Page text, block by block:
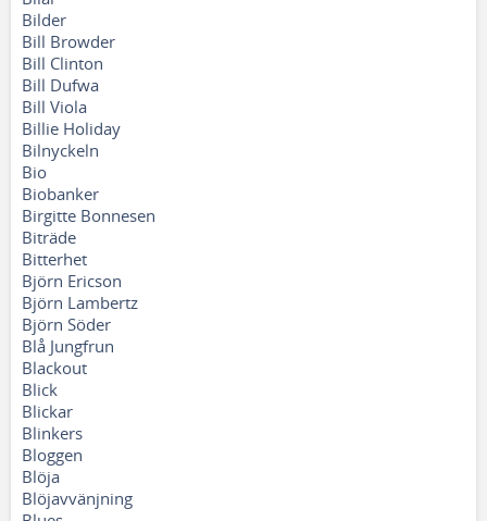
Bilder
Bill Browder
Bill Clinton
Bill Dufwa
Bill Viola
Billie Holiday
Bilnyckeln
Bio
Biobanker
Birgitte Bonnesen
Biträde
Bitterhet
Björn Ericson
Björn Lambertz
Björn Söder
Blå Jungfrun
Blackout
Blick
Blickar
Blinkers
Bloggen
Blöja
Blöjavvänjning